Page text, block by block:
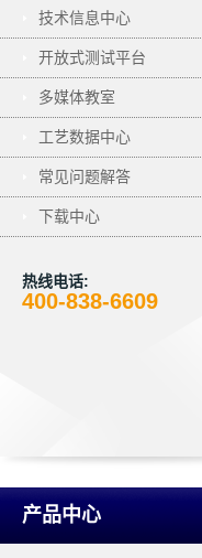
技术信息中心
开放式测试平台
多媒体教室
工艺数据中心
常见问题解答
下载中心
热线电话:
400-838-6609
产品中心